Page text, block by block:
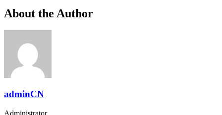
About the Author
adminCN
Administrator